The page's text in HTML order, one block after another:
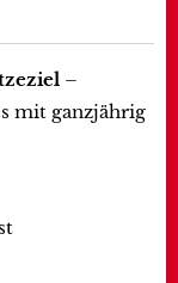
–
mit ganzjährig